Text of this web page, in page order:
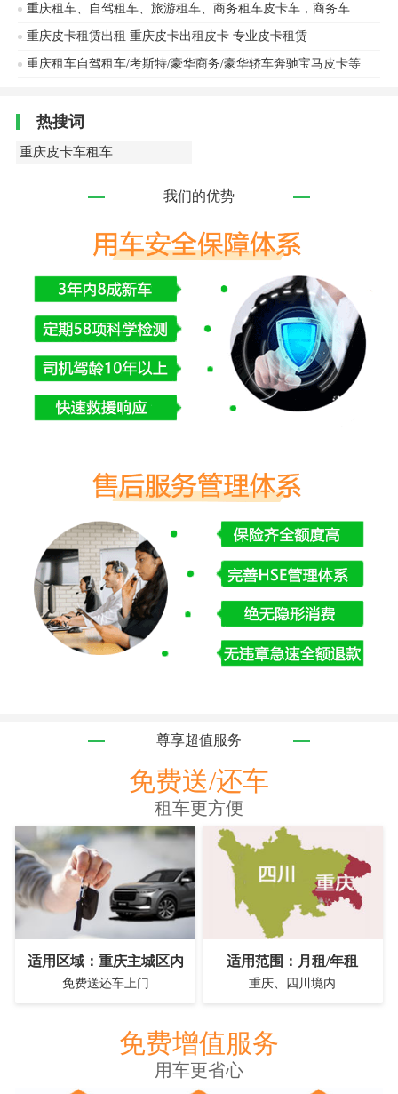
重庆租车、自驾租车、旅游租车、商务租车皮卡车，商务车
重庆皮卡租赁出租 重庆皮卡出租皮卡 专业皮卡租赁
重庆租车自驾租车/考斯特/豪华商务/豪华轿车奔驰宝马皮卡等
热搜词
重庆皮卡车租车
我们的优势
尊享超值服务
免费送/还车
租车更方便
适用区域：重庆主城区内
免费送还车上门
适用范围：月租/年租
重庆、四川境内
免费增值服务
用车更省心